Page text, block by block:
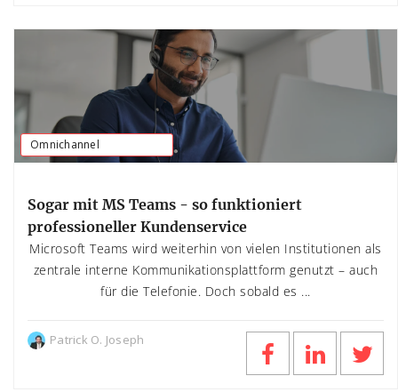
Omnichannel
Sogar mit MS Teams - so funktioniert
professioneller Kundenservice
Microsoft Teams wird weiterhin von vielen Institutionen als
zentrale interne Kommunikationsplattform genutzt – auch
für die Telefonie. Doch sobald es ...
Patrick O. Joseph